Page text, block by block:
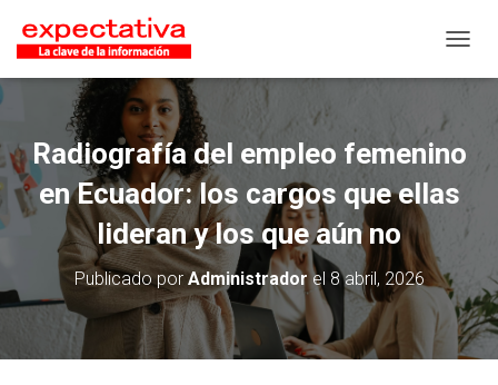
Radiografía del empleo femenino
en Ecuador: los cargos que ellas
lideran y los que aún no
Publicado porAdministrador el 8 abril, 2026